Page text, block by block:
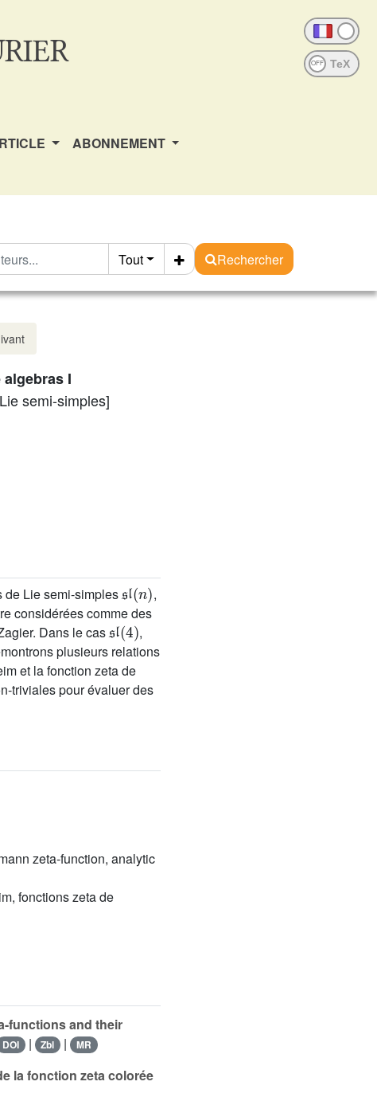
OFF
ABONNEMENT
Tout
Rechercher
I
semi-simples]
de Lie semi-simples
𝔰𝔩(n)
,
considérées comme des
Dans le cas
𝔰𝔩(4)
,
plusieurs relations
et la fonction zeta de
triviales pour évaluer des
zeta-function, analytic
fonctions zeta de
functions and their
DOI | Zbl | MR
la fonction zeta colorée